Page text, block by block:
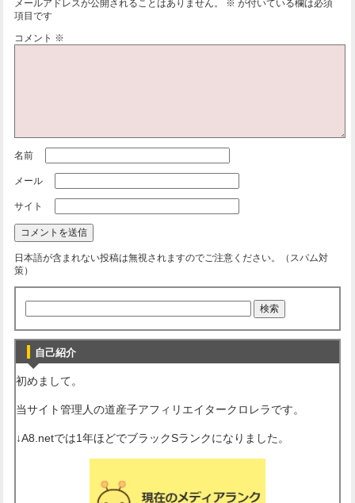
メールアドレスが公開されることはありません。 ※ が付いている欄は必須
項目です
コメント ※
名前
メール
サイト
日本語が含まれない投稿は無視されますのでご注意ください。（スパム対
策）
自己紹介
初めまして。
当サイト管理人の道産子アフィリエイタークロレラです。
↓A8.netでは1年ほどでブラックSランクになりました。